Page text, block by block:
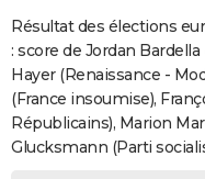
COPAINS D'AVANT
S'inscrire
Se connecter
Lycées
Collèges
Primaires
Universités
Entreprises
Service militaire
Avis de recherche
AVIS DE DÉCÈS
FORUM
Résultat des élections
: score de Jordan
Hayer (Renaissance -
(France insoumise),
Républicains), Marion
Glucksmann (Parti